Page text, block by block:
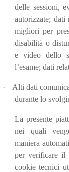
delle sessioni,
autorizzate; dati
migliori per
disabilità o
e video dello
l’esame; dati
·
Alti dati
durante lo
La presente
nei quali
maniera
per verificare il
cookie tecnici